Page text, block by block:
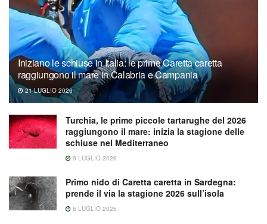
Iniziano le schiuse in Italia: le prime Caretta caretta
raggiungono il mare in Calabria e Campania
21 LUGLIO 2026
Turchia, le prime piccole tartarughe del 2026
raggiungono il mare: inizia la stagione delle
schiuse nel Mediterraneo
9 LUGLIO 2026
Primo nido di Caretta caretta in Sardegna:
prende il via la stagione 2026 sull’isola
6 LUGLIO 2026